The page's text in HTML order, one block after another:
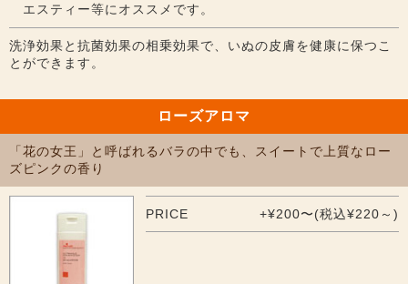
エスティー等にオススメです。
洗浄効果と抗菌効果の相乗効果で、いぬの皮膚を健康に保つこ
とができます。
ローズアロマ
「花の女王」と呼ばれるバラの中でも、スイートで上質なロー
ズピンクの香り
PRICE +¥200〜(税込¥220～)